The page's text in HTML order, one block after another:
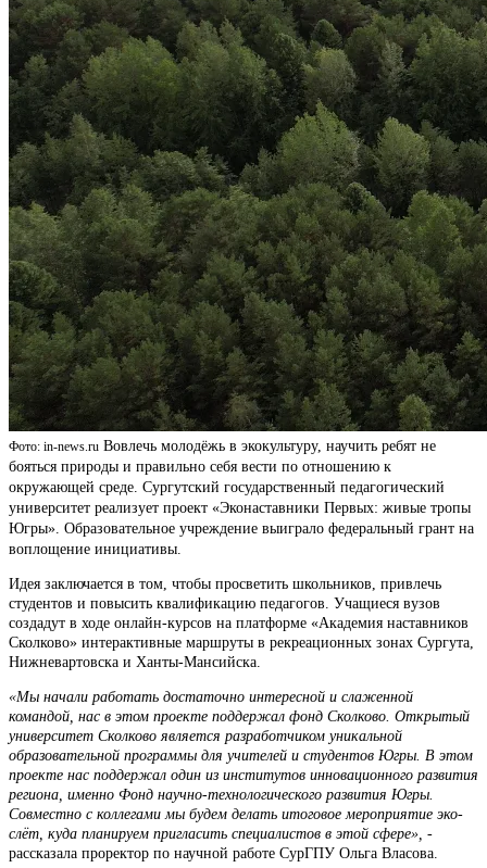
Фото: in-news.ru Вовлечь молодёжь в экокультуру, научить ребят не
бояться природы и правильно себя вести по отношению к
окружающей среде. Сургутский государственный педагогический
университет реализует проект «Эконаставники Первых: живые тропы
Югры». Образовательное учреждение выиграло федеральный грант на
воплощение инициативы.
Идея заключается в том, чтобы просветить школьников, привлечь
студентов и повысить квалификацию педагогов. Учащиеся вузов
создадут в ходе онлайн-курсов на платформе «Академия наставников
Сколково» интерактивные маршруты в рекреационных зонах Сургута,
Нижневартовска и Ханты-Мансийска.
«Мы начали работать достаточно интересной и слаженной
командой, нас в этом проекте поддержал фонд Сколково. Открытый
университет Сколково является разработчиком уникальной
образовательной программы для учителей и студентов Югры. В этом
проекте нас поддержал один из институтов инновационного развития
региона, именно Фонд научно-технологического развития Югры.
Совместно с коллегами мы будем делать итоговое мероприятие эко-
слёт, куда планируем пригласить специалистов в этой сфере», -
рассказала проректор по научной работе СурГПУ Ольга Власова.